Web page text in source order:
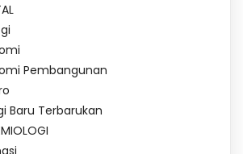
Pembangunan
Baru Terbarukan